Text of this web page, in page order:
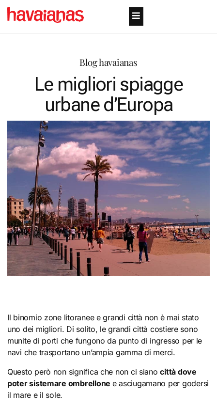
Blog havaianas
Le migliori spiagge
urbane d’Europa
Il binomio zone litoranee e grandi città non è mai stato
uno dei migliori. Di solito, le grandi città costiere sono
munite di porti che fungono da punto di ingresso per le
navi che trasportano un’ampia gamma di merci.
Questo però non significa che non ci sianocittà dove
poter sistemare ombrellone e asciugamano per godersi
il mare e il sole.